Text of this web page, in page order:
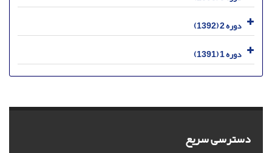
دوره 2 (1392)
دوره 1 (1391)
دسترسی سریع